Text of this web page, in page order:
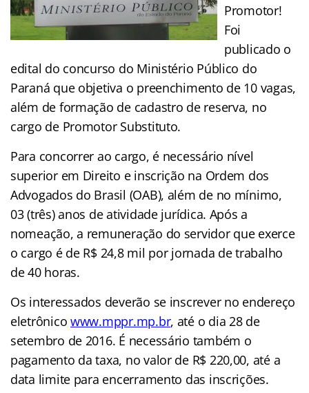
Promotor!
Foi
publicado o
edital do concurso do Ministério Público do
Paraná que objetiva o preenchimento de 10 vagas,
além de formação de cadastro de reserva, no
cargo de Promotor Substituto.
Para concorrer ao cargo, é necessário nível
superior em Direito e inscrição na Ordem dos
Advogados do Brasil (OAB), além de no mínimo,
03 (três) anos de atividade jurídica. Após a
nomeação, a remuneração do servidor que exerce
o cargo é de R$ 24,8 mil por jornada de trabalho
de 40 horas.
Os interessados deverão se inscrever no endereço
eletrônicowww.mppr.mp.br, até o dia 28 de
setembro de 2016. É necessário também o
pagamento da taxa, no valor de R$ 220,00, até a
data limite para encerramento das inscrições.